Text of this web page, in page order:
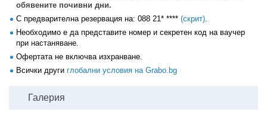
обявените почивни дни.
С предварителна резервация на: 088 21* **** (скрит).
Необходимо е да представите номер и секретен код на ваучер
при настаняване.
Офертата не включва изхранване.
Всички други глобални условия на Grabo.bg
Галерия